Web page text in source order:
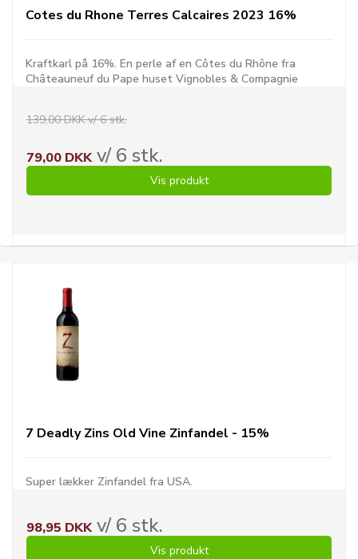
Cotes du Rhone Terres Calcaires 2023 16%
Kraftkarl på 16%. En perle af en Côtes du Rhône fra
Châteauneuf du Pape huset Vignobles & Compagnie
139,00 DKK v/ 6 stk.
79,00 DKKv/ 6 stk.
Vis produkt
7 Deadly Zins Old Vine Zinfandel - 15%
Super lækker Zinfandel fra USA.
98,95 DKKv/ 6 stk.
Vis produkt